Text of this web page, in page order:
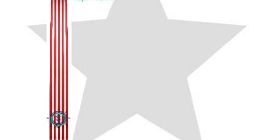
536 bài viết